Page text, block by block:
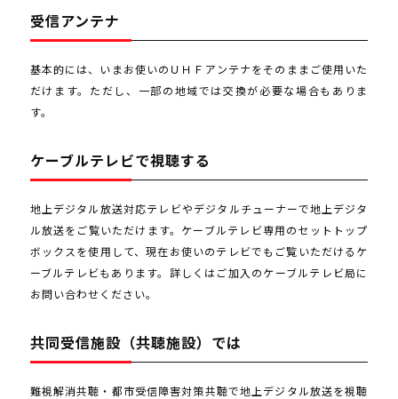
受信アンテナ
基本的には、いまお使いのＵＨＦアンテナをそのままご使用いた
だけます。ただし、一部の地域では交換が必要な場合もありま
す。
ケーブルテレビで視聴する
地上デジタル放送対応テレビやデジタルチューナーで地上デジタ
ル放送をご覧いただけます。ケーブルテレビ専用のセットトップ
ボックスを使用して、現在お使いのテレビでもご覧いただけるケ
ーブルテレビもあります。詳しくはご加入のケーブルテレビ局に
お問い合わせください。
共同受信施設（共聴施設）では
難視解消共聴・都市受信障害対策共聴で地上デジタル放送を視聴